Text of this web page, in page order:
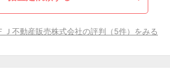
Ｊ不動産販売株式会社の評判（5件）をみる